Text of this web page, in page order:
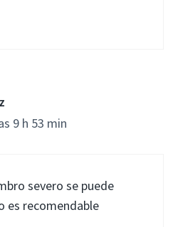
9 h 53 min
severo se puede
es recomendable